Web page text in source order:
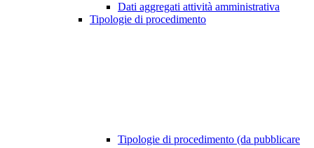
Dati aggregati attività amministrativa
Tipologie di procedimento
Tipologie di procedimento (da pubblicare